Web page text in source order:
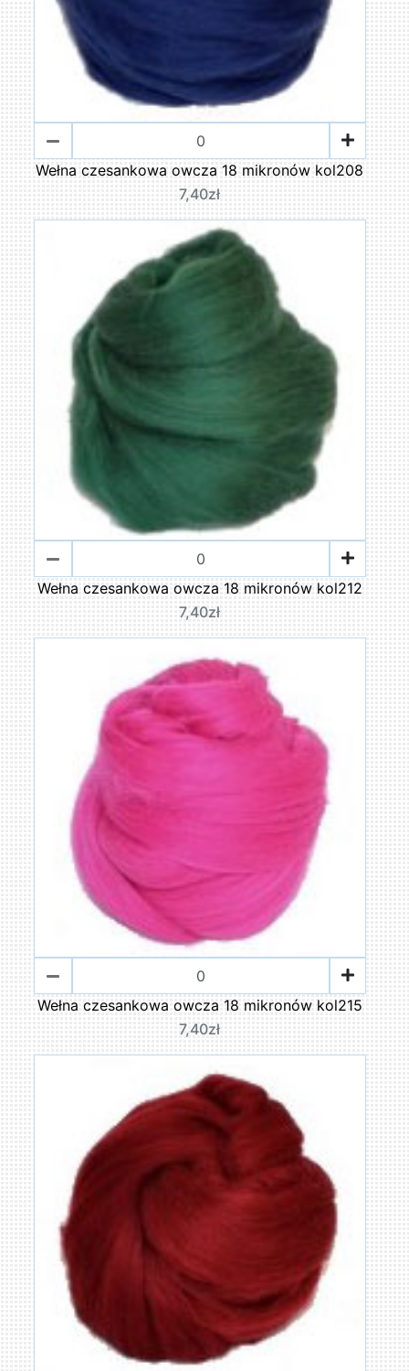
Wełna czesankowa owcza 18 mikronów kol208
7,40zł
Wełna czesankowa owcza 18 mikronów kol212
7,40zł
Wełna czesankowa owcza 18 mikronów kol215
7,40zł